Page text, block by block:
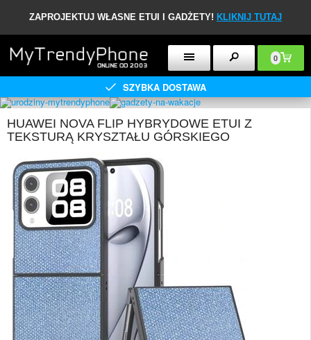
ZAPROJEKTUJ WŁASNE ETUI I GADŻETY! KLIKNIJ TUTAJ
0
SZYBKA DOSTAWA
HUAWEI NOVA FLIP HYBRYDOWE ETUI Z
TEKSTURĄ KRYSZTAŁU GÓRSKIEGO